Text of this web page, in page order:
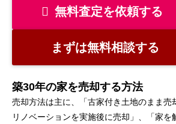
無料査定を依頼する
まずは無料相談する
築30年の家を売却する方法
売却方法は主に、「古家付き土地のまま売
リノベーションを実施後に売却」、「家を